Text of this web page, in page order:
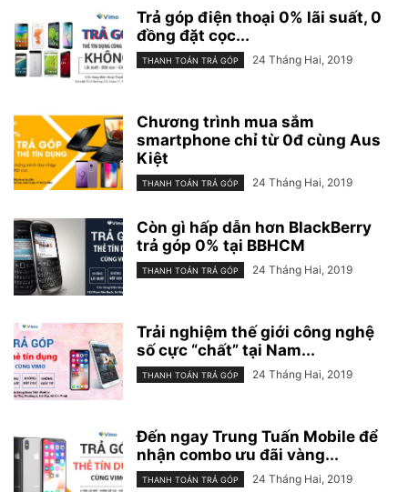
Trả góp điện thoại 0% lãi suất, 0
đồng đặt cọc...
THANH TOÁN TRẢ GÓP 24 Tháng Hai, 2019
Chương trình mua sắm
smartphone chỉ từ 0đ cùng Aus
Kiệt
THANH TOÁN TRẢ GÓP 24 Tháng Hai, 2019
Còn gì hấp dẫn hơn BlackBerry
trả góp 0% tại BBHCM
THANH TOÁN TRẢ GÓP 24 Tháng Hai, 2019
Trải nghiệm thế giới công nghệ
số cực “chất” tại Nam...
THANH TOÁN TRẢ GÓP 24 Tháng Hai, 2019
Đến ngay Trung Tuấn Mobile để
nhận combo ưu đãi vàng...
THANH TOÁN TRẢ GÓP 24 Tháng Hai, 2019